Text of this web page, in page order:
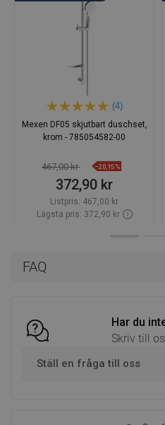
FAQ
Har du
Skriv till
Ställ en fråga till oss
(4)
Mexen DF05 skjutbart duschset,
krom - 785054582-00
467,00 kr −20,15%
372,90 kr
Listpris: 467,00 kr
Lägsta pris: 372,90 kr